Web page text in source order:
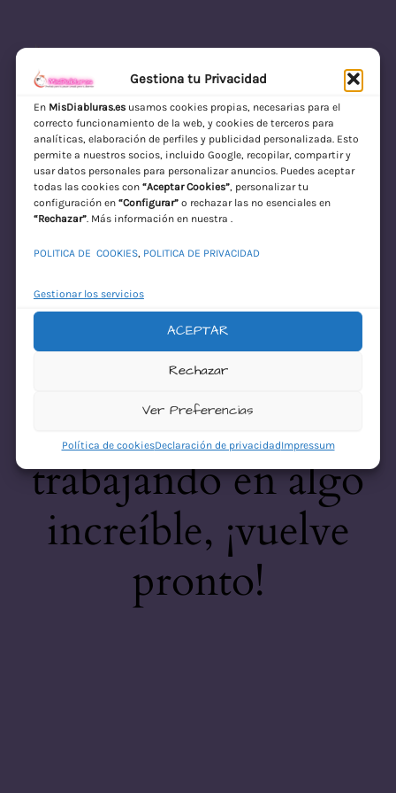
Gestiona tu Privacidad
En MisDiabluras.esusamos cookies propias, necesarias para el
correcto funcionamiento de la web, y cookies de terceros para
analíticas, elaboración de perfiles y publicidad personalizada. Esto
permite a nuestros socios, incluido Google, recopilar, compartir y
usar datos personales para personalizar anuncios. Puedes aceptar
todas las cookies con “Aceptar Cookies”, personalizar tu
configuración en “Configurar”o rechazar las no esenciales en
“Rechazar”. Más información en nuestra .
POLITICA DE COOKIES, POLITICA DE PRIVACIDAD
Gestionar los servicios
ACEPTAR
Rechazar
Ver Preferencias
Política de cookiesDeclaración de privacidadImpressum
MisDiabluras | Sexshop Online con Envío
Discreto en España
Acceder
¡Disculpa este
desastre! Estamos
trabajando en algo
increíble, ¡vuelve
pronto!